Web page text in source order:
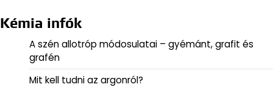
Kémia infók
A szén allotróp módosulatai – gyémánt, grafit és
grafén
Mit kell tudni az argonról?